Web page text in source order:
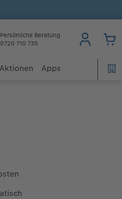
Persönliche Beratung
0720 710 735
Aktionen Apps